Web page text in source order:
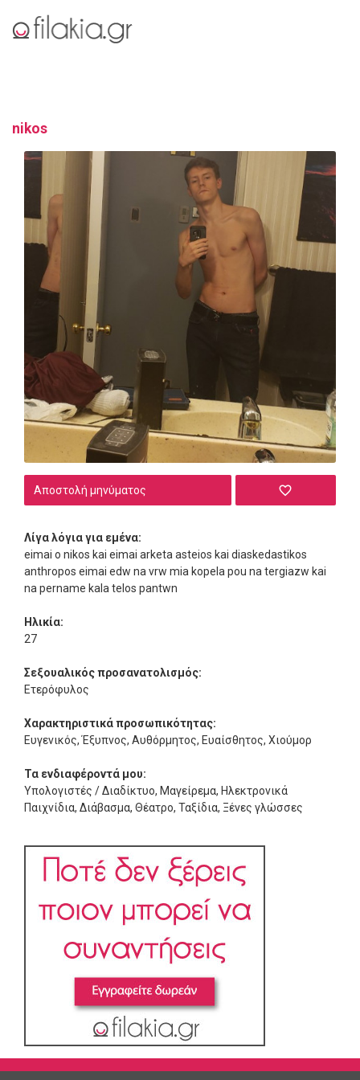
nikos
Αποστολή μηνύματος
Λίγα λόγια για εμένα:
eimai o nikos kai eimai arketa asteios kai diaskedastikos
anthropos eimai edw na vrw mia kopela pou na tergiazw kai
na pername kala telos pantwn
Ηλικία:
27
Σεξουαλικός προσανατολισμός:
Ετερόφυλος
Χαρακτηριστικά προσωπικότητας:
Ευγενικός, Έξυπνος, Αυθόρμητος, Ευαίσθητος, Χιούμορ
Τα ενδιαφέροντά μου:
Υπολογιστές / Διαδίκτυο, Μαγείρεμα, Ηλεκτρονικά
Παιχνίδια, Διάβασμα, Θέατρο, Ταξίδια, Ξένες γλώσσες